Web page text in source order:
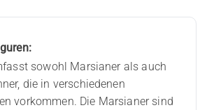
sowohl Marsianer als auch
die in verschiedenen
vorkommen. Die Marsianer sind